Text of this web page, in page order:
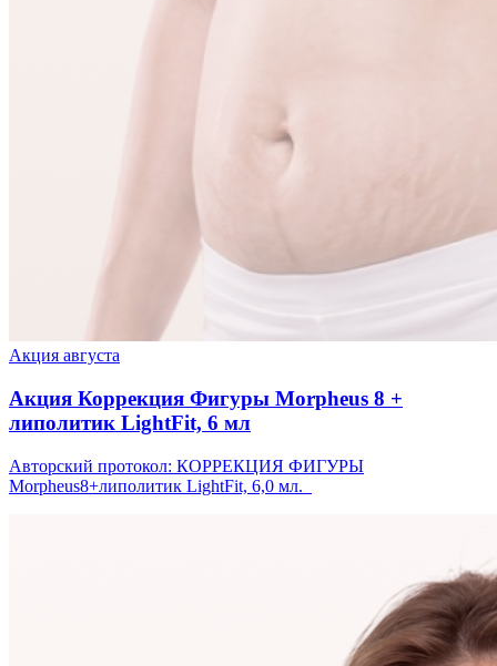
Акция августа
Акция Коррекция Фигуры Morpheus 8 +
липолитик LightFit, 6 мл
Авторский протокол: КОРРЕКЦИЯ ФИГУРЫ
Morpheus8+липолитик LightFit, 6,0 мл.